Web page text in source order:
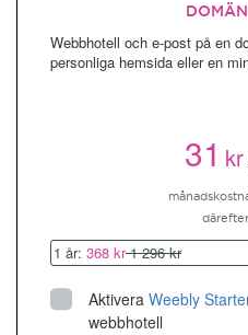
Webbhotell och e-post på en
personliga hemsida eller en
31kr
1 år: 368 kr1 296 kr
Aktivera Weebly
webbhotell